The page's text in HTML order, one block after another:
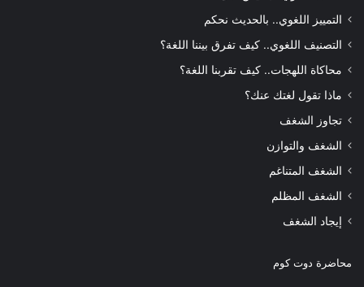
التمييز اللغوي.. بالحديث نحكم
التصنيف اللغوي.. كيف تفرق بيننا اللغة؟
محاكاة اللهجات.. كيف تقربنا اللغة؟
ماذا تقول لغتك عنك؟
تجاوز الشغف
الشغف والتوازن
الشغف المتناغم
الشغف المظلم
إيجاد الشغف
محاضرة دوت كوم